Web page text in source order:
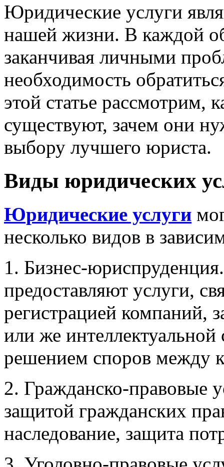
Юридические услуги
нашей жизни. В каждой
заканчивая личными
необходимость
этой статье рассмотрим,
существуют, зачем они
выбору лучшего юриста.
Виды юридических
Юридические услуги
несколько видов в
1. Бизнес-
предоставляют услуги,
регистрацией компаний,
или же интеллектуальной
решением споров между
2. Гражданско-правовые
защитой гражданских
наследование, защита